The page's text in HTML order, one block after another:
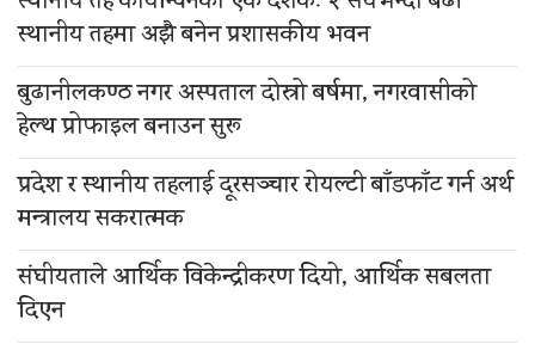
स्थानीय तहमा अझै बनेन प्रशासकीय भवन
बुढानीलकण्ठ नगर अस्पताल दोस्रो बर्षमा, नगरवासीको
हेल्थ प्रोफाइल बनाउन सुरू
प्रदेश र स्थानीय तहलाई दूरसञ्चार रोयल्टी बाँडफाँट गर्न अर्थ
मन्त्रालय सकरात्मक
संघीयताले आर्थिक विकेन्द्रीकरण दियो, आर्थिक सबलता
दिएन